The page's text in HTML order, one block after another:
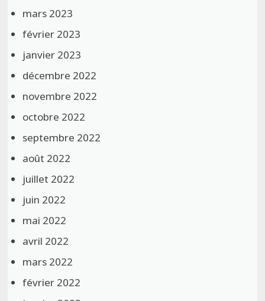
mars 2023
février 2023
janvier 2023
décembre 2022
novembre 2022
octobre 2022
septembre 2022
août 2022
juillet 2022
juin 2022
mai 2022
avril 2022
mars 2022
février 2022